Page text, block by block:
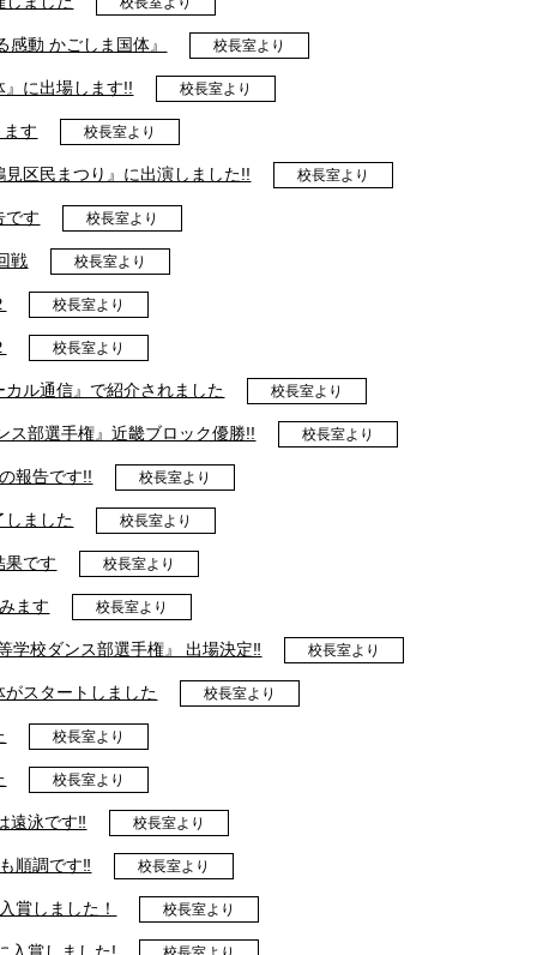
動 かごしま国体』 校長室より
に出場します!! 校長室より
す 校長室より
区民まつり』に出演しました!! 校長室より
です 校長室より
戦 校長室より
校長室より
校長室より
ル通信』で紹介されました 校長室より
ス部選手権』近畿ブロック優勝!! 校長室より
報告です!! 校長室より
ました 校長室より
果です 校長室より
ます 校長室より
学校ダンス部選手権』 出場決定‼ 校長室より
スタートしました 校長室より
校長室より
校長室より
遠泳です‼ 校長室より
順調です‼ 校長室より
賞しました！ 校長室より
入賞しました!